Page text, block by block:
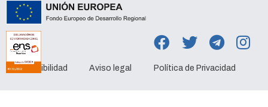
Accesibilidad Aviso legal Política de Privacidad